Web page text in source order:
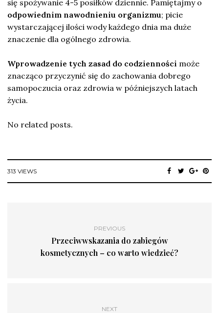
się spożywanie 4-5 posiłków dziennie. Pamiętajmy o
odpowiednim nawodnieniu organizmu; picie
wystarczającej ilości wody każdego dnia ma duże
znaczenie dla ogólnego zdrowia.
Wprowadzenie tych zasad do codzienności może
znacząco przyczynić się do zachowania dobrego
samopoczucia oraz zdrowia w późniejszych latach
życia.
No related posts.
313 VIEWS
PREVIOUS
Przeciwwskazania do zabiegów
kosmetycznych – co warto wiedzieć?
NEXT